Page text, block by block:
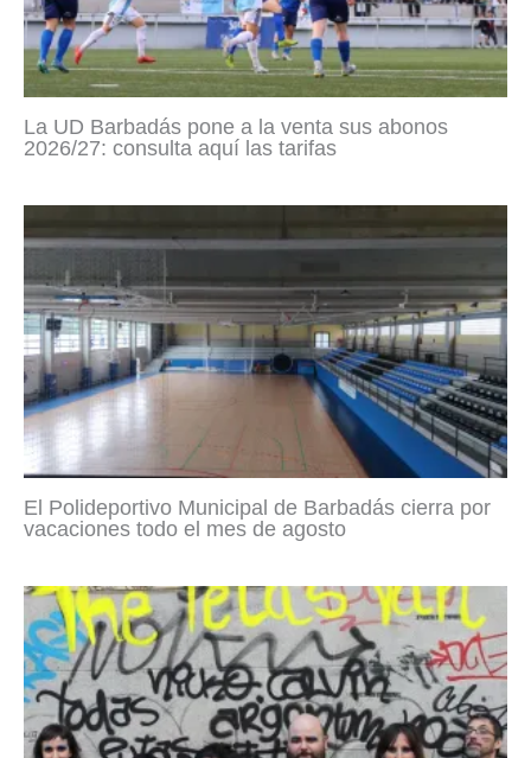
La UD Barbadás pone a la venta sus abonos
2026/27: consulta aquí las tarifas
El Polideportivo Municipal de Barbadás cierra por
vacaciones todo el mes de agosto